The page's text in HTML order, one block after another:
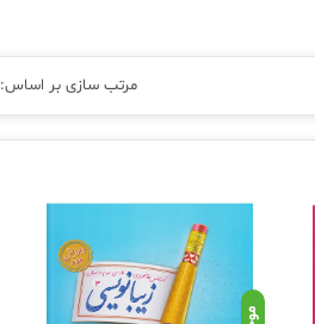
مرتب سازی بر اساس: